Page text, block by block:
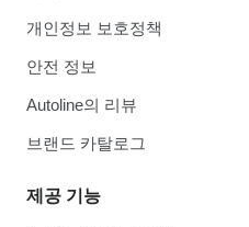
개인정보 보호정책
안전 정보
Autoline의 리뷰
브랜드 카탈로그
제공 기능